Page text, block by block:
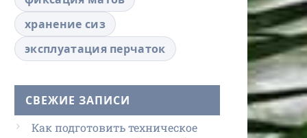
хранение сиз
эксплуатация перчаток
СВЕЖИЕ ЗАПИСИ
Как подготовить техническое